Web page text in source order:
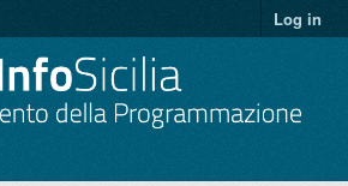
Log in